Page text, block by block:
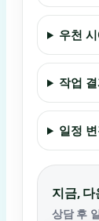
우천
작업
일정
지금,
상담 후